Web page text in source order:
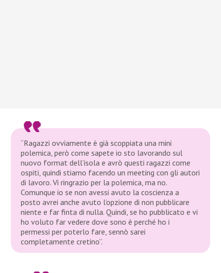
“Ragazzi ovviamente è già scoppiata una mini
polemica, però come sapete io sto lavorando sul
nuovo format dell’isola e avrò questi ragazzi come
ospiti, quindi stiamo facendo un meeting con gli autori
di lavoro. Vi ringrazio per la polemica, ma no.
Comunque io se non avessi avuto la coscienza a
posto avrei anche avuto l’opzione di non pubblicare
niente e far finta di nulla. Quindi, se ho pubblicato e vi
ho voluto far vedere dove sono è perché ho i
permessi per poterlo fare, sennò sarei
completamente cretino”.